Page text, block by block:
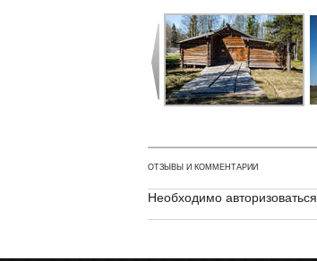
ОТЗЫВЫ И КОММЕНТАРИИ
Необходимо авторизоваться